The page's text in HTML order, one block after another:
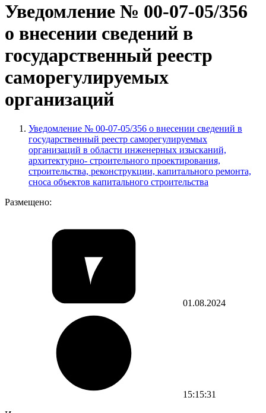
Уведомление № 00-07-05/356
о внесении сведений в
государственный реестр
саморегулируемых
организаций
Уведомление № 00-07-05/356 о внесении сведений в
государственный реестр саморегулируемых
организаций в области инженерных изысканий,
архитектурно- строительного проектирования,
строительства, реконструкции, капитального ремонта,
сноса объектов капитального строительства
Размещено:
01.08.2024
15:15:31